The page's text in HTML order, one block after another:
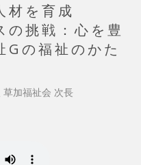
材を育成
の挑戦：心を豊
Gの福祉のかた
加福祉会 次長